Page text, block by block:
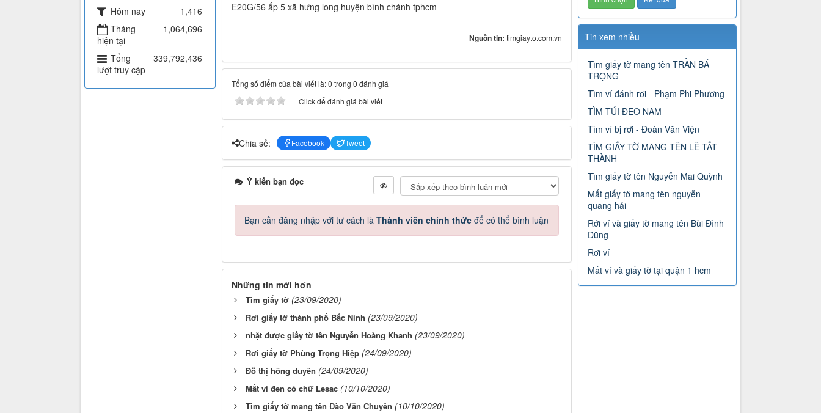
E20G/56 ấp 5 xã hưng long huyện bình chánh tphcm
Nguồn tin:timgiayto.com.vn
Tổng số điểm của bài viết là: 0 trong 0 đánh giá
Click để đánh giá bài viết
Chia sẻ: Facebook Tweet
Ý kiến bạn đọc
Bạn cần đăng nhập với tư cách là Thành viên chính thứcđể có thể bình luận
Những tin mới hơn
Tìm giấy tờ (23/09/2020)
Rơi giấy tờ thành phố Bắc Ninh (23/09/2020)
nhặt được giấy tờ tên Nguyễn Hoàng Khanh (23/09/2020)
Rơi giấy tờ Phùng Trọng Hiệp (24/09/2020)
Đỗ thị hồng duyên (24/09/2020)
Mất ví đen có chữ Lesac (10/10/2020)
Tìm giấy tờ mang tên Đào Văn Chuyên (10/10/2020)
Tin xem nhiều
Tìm giấy tờ mang tên TRẦN BÁ
TRỌNG
Tìm ví đánh rơi - Phạm Phi Phương
TÌM TÚI ĐEO NAM
Tìm ví bị rơi - Đoàn Văn Viện
TÌM GIẤY TỜ MANG TÊN LÊ TẤT
THÀNH
Tìm giấy tờ tên Nguyễn Mai Quỳnh
Mất giấy tờ mang tên nguyễn
quang hải
Rới ví và giấy tờ mang tên Bùi Đình
Dũng
Rơi ví
Mất ví và giấy tờ tại quận 1 hcm
Hôm nay
1,416
Tháng
hiện tại
1,064,696
Tổng
lượt truy cập
339,792,436